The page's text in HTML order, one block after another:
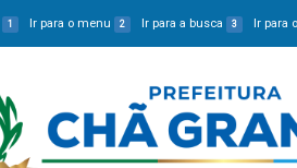
1 Ir para o menu 2 Ir para a busca 3 Ir para